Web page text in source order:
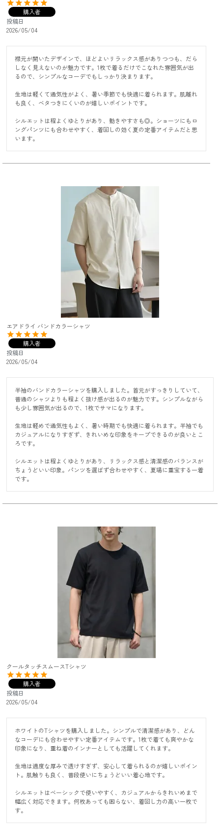
購入者
投稿日
2026/05/04
襟元が開いたデザインで、ほどよいリラックス感がありつつも、だら
しなく見えないのが魅力です。1枚で着るだけでこなれた雰囲気が出
るので、シンプルなコーデでもしっかり決まります。
生地は軽くて通気性がよく、暑い季節でも快適に着られます。肌離れ
も良く、ベタつきにくいのが嬉しいポイントです。
シルエットは程よくゆとりがあり、動きやすさも◎。ショーツにもロ
ングパンツにも合わせやすく、着回しの効く夏の定番アイテムだと思
います。
エアドライ バンドカラーシャツ
購入者
投稿日
2026/05/04
半袖のバンドカラーシャツを購入しました。首元がすっきりしていて、
普通のシャツよりも程よく抜け感が出るのが魅力です。シンプルながら
も少し雰囲気が出るので、1枚でサマになります。
生地は軽めで通気性もよく、暑い時期でも快適に着られます。半袖でも
カジュアルになりすぎず、きれいめな印象をキープできるのが良いとこ
ろです。
シルエットは程よくゆとりがあり、リラックス感と清潔感のバランスが
ちょうどいい印象。パンツを選ばず合わせやすく、夏場に重宝する一着
です。
クールタッチスムースTシャツ
購入者
投稿日
2026/05/04
ホワイトのTシャツを購入しました。シンプルで清潔感があり、どん
なコーデにも合わせやすい定番アイテムです。1枚で着ても爽やかな
印象になり、重ね着のインナーとしても活躍してくれます。
生地は適度な厚みで透けすぎず、安心して着られるのが嬉しいポイン
ト。肌触りも良く、普段使いにちょうどいい着心地です。
シルエットはベーシックで使いやすく、カジュアルからきれいめまで
幅広く対応できます。何枚あっても困らない、着回し力の高い一枚で
す。